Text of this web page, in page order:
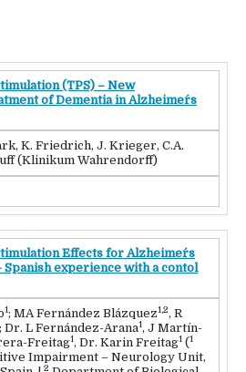
(TPS) – New
of Dementia in Alzheimer´s
K. Friedrich, J. Krieger, C.A.
(Klinikum Wahrendorff)
Effects for Alzheimer´s
experience with a contol
1; MA Fernández Blázquez1,2, R
; Dr. L Fernández-Arana1, J Martín-
Freitag1, Dr. Karin Freitag1 (1
Impairment – Neurology Unit,
2